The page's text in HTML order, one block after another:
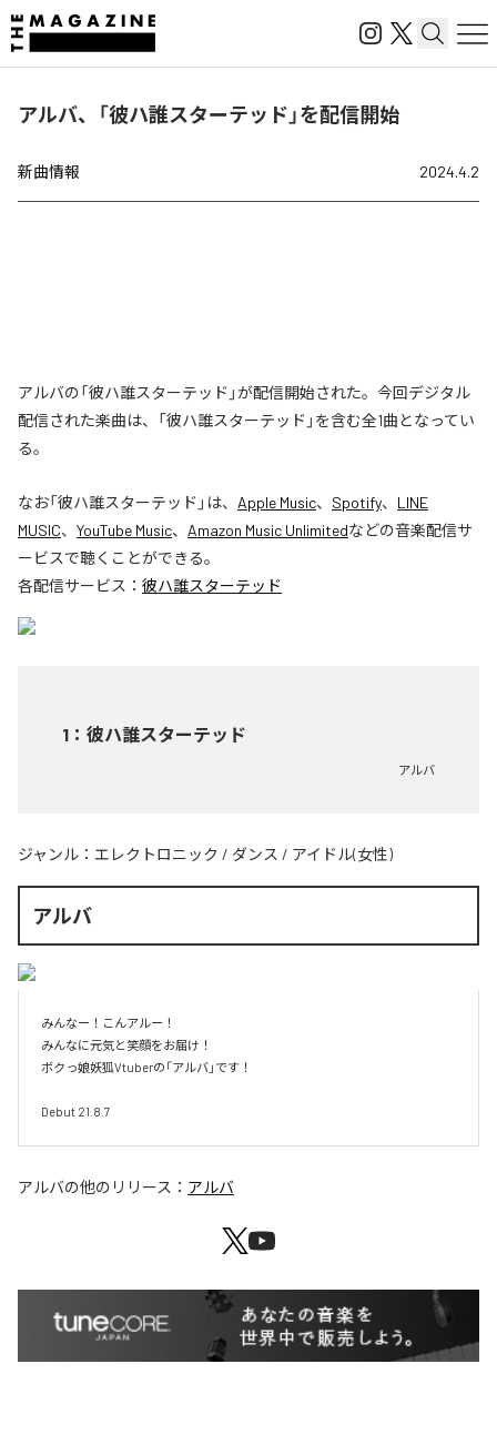
アルバ、「彼ハ誰スターテッド」を配信開始
新曲情報 2024.4.2
アルバの「彼ハ誰スターテッド」が配信開始された。今回デジタル
配信された楽曲は、「彼ハ誰スターテッド」を含む全1曲となってい
る。
なお「彼ハ誰スターテッド 」は、 Apple Music、 Spotify、 LINE
MUSIC、 YouTube Music、 Amazon Music Unlimitedなどの音楽配信サ
ービスで聴くことができる。
各配信サービス： 彼ハ誰スターテッド
1 ： 彼ハ誰スターテッド
アルバ
ジャンル： エレクトロニック / ダンス / アイドル(女性)
アルバ
みんなー！こんアルー！
みんなに元気と笑顔をお届け！
ボクっ娘妖狐Vtuberの「アルバ」です！
Debut 21.8.7
アルバの他のリリース： アルバ